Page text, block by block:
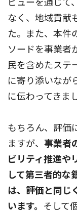
なく、地域貢献
た。また、本件
ソードを事業者
民を含めたステ
に寄り添いなが
に伝わってきま
もちろん、評価
ますが、 事業者
ビリティ推進や
して第三者的な
は、評価と同じ
います。 そして